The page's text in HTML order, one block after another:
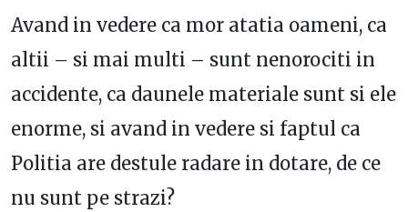
Avand in vedere ca mor atatia oameni, ca
altii – si mai multi – sunt nenorociti in
accidente, ca daunele materiale sunt si ele
enorme, si avand in vedere si faptul ca
Politia are destule radare in dotare, de ce
nu sunt pe strazi?